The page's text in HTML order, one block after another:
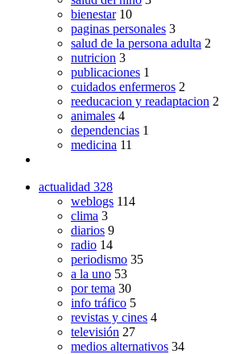
bienestar 10
paginas personales 3
salud de la persona adulta 2
nutricion 3
publicaciones 1
cuidados enfermeros 2
reeducacion y readaptacion 2
animales 4
dependencias 1
medicina 11
actualidad 328
weblogs 114
clima 3
diarios 9
radio 14
periodismo 35
a la uno 53
por tema 30
info tráfico 5
revistas y cines 4
televisión 27
medios alternativos 34